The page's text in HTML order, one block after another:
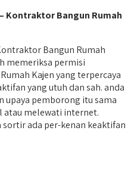
Kontraktor Bangun Rumah
Bangun Rumah
memeriksa permisi
Kajen yang terpercaya
yang utuh dan sah. anda
upaya pemborong itu sama
atau melewati internet.
ada per-kenan keaktifan